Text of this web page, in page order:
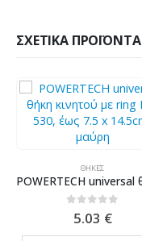
ΣΧΕΤΙΚΆ ΠΡΟΪΌΝΤΑ
ΘΉΚΕΣ
out of 5
5.03 €